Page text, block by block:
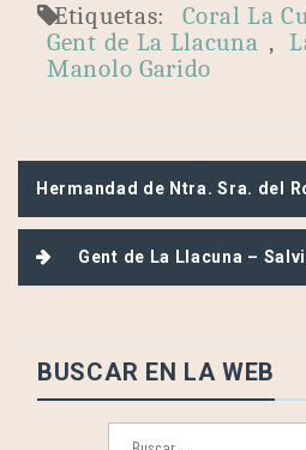
Etiquetas: Coral La
Gent de La Llacuna ,
Manolo Garido
Navegación
de
entradas
Hermandad de Ntra. Sra. del
Gent de La Llacuna –
BUSCAR EN LA WEB